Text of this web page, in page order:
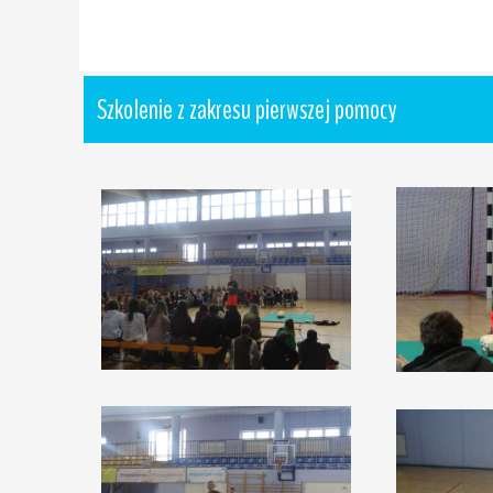
Szkolenie z zakresu pierwszej pomocy